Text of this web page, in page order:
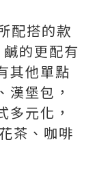
配搭的款
的更配有
其他單點
漢堡包，
多元化，
茶、咖啡